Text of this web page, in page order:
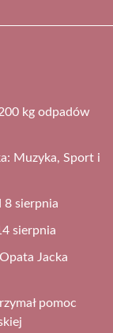
kg odpadów
Muzyka, Sport i
8 sierpnia
sierpnia
Jacka
pomoc